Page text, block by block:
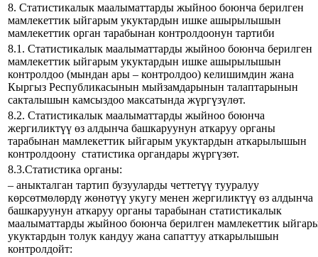
8. Статистикалык маалыматтарды жыйноо боюнча берилген
мамлекеттик ыйгарым укуктардын ишке ашырылышын
мамлекеттик орган тарабынан контролдоонун тартиби
8.1. Статистикалык маалыматтарды жыйноо боюнча берилген
мамлекеттик ыйгарым укуктардын ишке ашырылышын
контролдоо (мындан ары – контролдоо) келишимдин жана
Кыргыз Республикасынын мыйзамдарынын талаптарынын
сакталышын камсыздоо максатында жүргүзүлөт.
8.2. Статистикалык маалыматтарды жыйноо боюнча
жергиликтүү өз алдынча башкаруунун аткаруу органы
тарабынан мамлекеттик ыйгарым укуктардын аткарылышын
контролдоону статистика органдары жүргүзөт.
8.3.Статистика органы:
– аныкталган тартип бузууларды четтетүү тууралуу
көрсөтмөлөрдү жөнөтүү укугу менен жергиликтүү өз алдынча
башкаруунун аткаруу органы тарабынан статистикалык
маалыматтарды жыйноо боюнча берилген мамлекеттик
укуктардын толук кандуу жана сапаттуу аткарылышын
контролдойт: